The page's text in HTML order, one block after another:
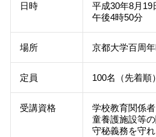
日時
平成30年8月19
午後4時50分
場所 京都大学百周
定員 100名（先着順）
受講資格
学校教育関係
童養護施設等
守秘義務を守